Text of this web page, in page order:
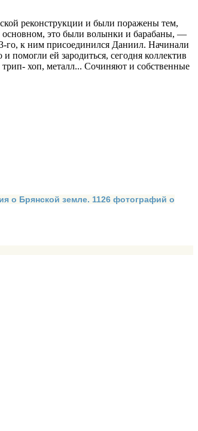
реконструкции и были поражены тем,
основном, это были волынки и бараба­ны, —
го, к ним присоеди­нился Даниил. Начинали
ей зародиться, се­годня коллектив
хоп, металл... Сочиняют и собственные
о Брянской земле. 1126 фотографий о